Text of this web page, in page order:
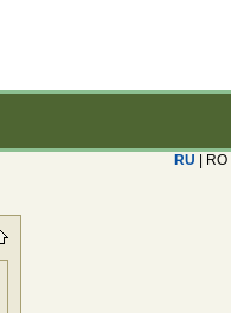
RU | RO